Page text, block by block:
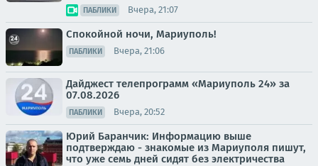
ПАБЛИКИ Вчера, 21:07
Спокойной ночи, Мариуполь!
ПАБЛИКИ Вчера, 21:06
Дайджест телепрограмм «Мариуполь 24» за
07.08.2026
ПАБЛИКИ Вчера, 20:52
Юрий Баранчик: Информацию выше
подтверждаю - знакомые из Мариуполя пишут,
что уже семь дней сидят без электричества